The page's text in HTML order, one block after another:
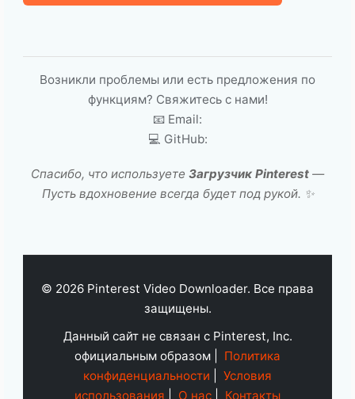
Возникли проблемы или есть предложения по
функциям? Свяжитесь с нами!
📧 Email:
💻 GitHub:
Спасибо, что используете Загрузчик Pinterest —
Пусть вдохновение всегда будет под рукой. ✨
© 2026 Pinterest Video Downloader. Все права
защищены.
Данный сайт не связан с Pinterest, Inc.
официальным образом | Политика
конфиденциальности
Условия
использования
О нас Контакты